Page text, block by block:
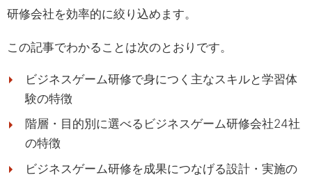
研修会社を効率的に絞り込めます。
この記事でわかることは次のとおりです。
ビジネスゲーム研修で身につく主なスキルと学習体
験の特徴
階層・目的別に選べるビジネスゲーム研修会社24社
の特徴
ビジネスゲーム研修を成果につなげる設計・実施の